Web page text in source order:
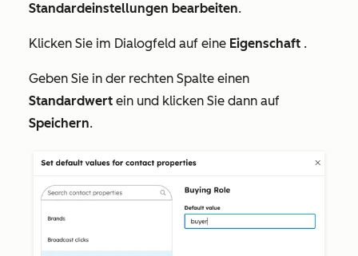
Standardeinstellungen bearbeiten.
Klicken Sie im Dialogfeld auf eine Eigenschaft .
Geben Sie in der rechten Spalte einen
Standardwert ein und klicken Sie dann auf
Speichern.